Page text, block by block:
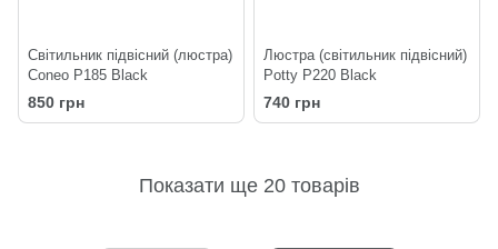
Світильник підвісний (люстра)
Coneo P185 Black
850 грн
Люстра (світильник підвісний)
Potty P220 Black
740 грн
Показати ще 20 товарів